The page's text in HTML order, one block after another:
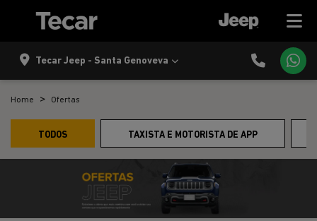
Tecar Jeep - Santa Genoveva
Home Ofertas
TODOS TAXISTA E MOTORISTA DE APP